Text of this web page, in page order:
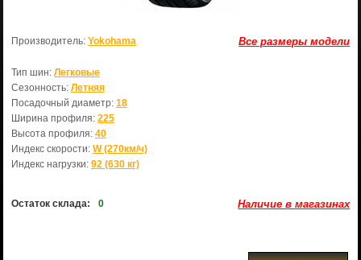
Все размеры модели
Производитель: Yokohama
Тип шин: Легковые
Сезонность: Летняя
Посадочный диаметр: 18
Ширина профиля: 225
Высота профиля: 40
Индекс скорости: W (270км/ч)
Индекс нагрузки: 92 (630 кг)
Остаток склада: 0 Наличие в магазинах